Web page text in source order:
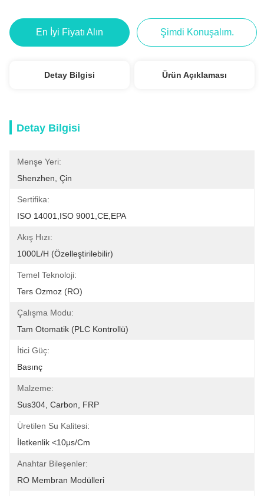
En İyi Fiyatı Alın Şimdi Konuşalım.
Detay Bilgisi Ürün Açıklaması
Detay Bilgisi
Menşe Yeri:
Shenzhen, Çin
Sertifika:
ISO 14001,ISO 9001,CE,EPA
Akış Hızı:
1000L/H (özelleştirilebilir)
Temel Teknoloji:
Ters Ozmoz (RO)
Çalışma Modu:
Tam Otomatik (PLC Kontrollü)
İtici Güç:
Basınç
Malzeme:
Sus304, Carbon, FRP
Üretilen Su Kalitesi:
İletkenlik <10μs/cm
Anahtar Bileşenler:
RO Membran Modülleri